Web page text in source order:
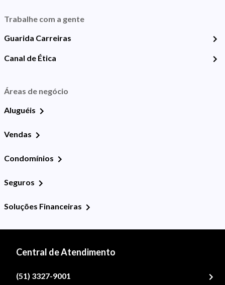
Trabalhe com a gente
Guarida Carreiras
Canal de Ética
Áreas de negócio
Aluguéis
Vendas
Condomínios
Seguros
Soluções Financeiras
Central de Atendimento
(51) 3327-9001